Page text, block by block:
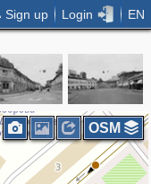
Sign up Login EN
OSM